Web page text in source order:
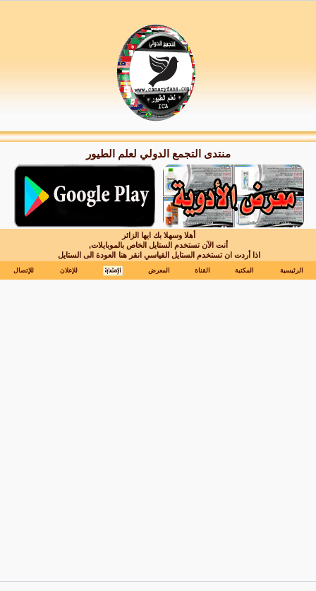
منتدى التجمع الدولي لعلم الطيور
أهلا وسهلا بك ايها الزائر
أنت الآن تستخدم الستايل الخاص بالموبايلات,
اذا أردت ان تستخدم الستايل القياسي انقر هنا العودة الى الستايل
الرئيسية المكتبة القناة المعرض للإعلان للإتصال